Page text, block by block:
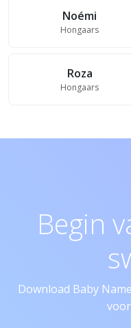
Noémi
Hongaars
Roza
Hongaars
Begin
Download Baby